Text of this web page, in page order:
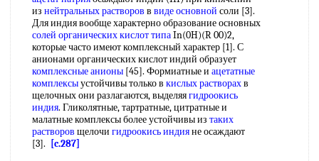
из нейтральных растворов в виде основной соли [3].
Для индия вообще характерно образование основных
солей органических кислоттипаIn(0H)(R 00)2,
которые часто имеют комплексный характер [1]. С
анионами органических кислот индий образует
комплексные анионы [45]. Формиатные и ацетатные
комплексыустойчивы только в кислых растворахв
щелочных они разлагаются, выделяягидроокись
индия. Гликолятные, тартратные, цитратные и
малатные комплексы более устойчивы из таких
растворов щелочи гидроокись индияне осаждают
[3].
[c.287]